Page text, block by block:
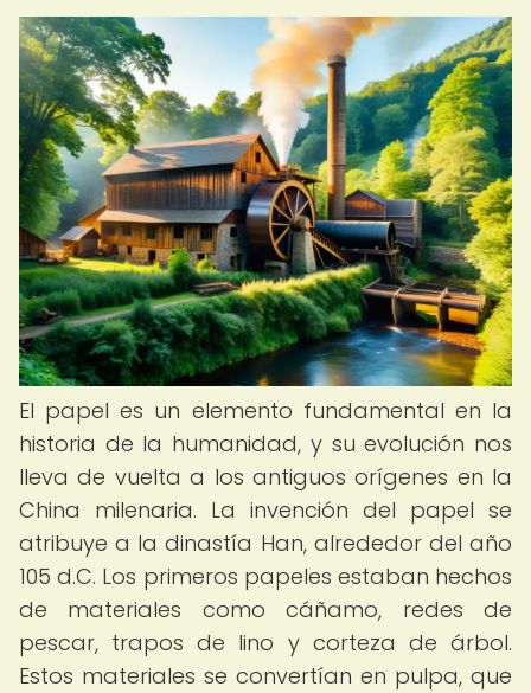
El papel es un elemento fundamental en la
historia de la humanidad, y su evolución nos
lleva de vuelta a los antiguos orígenes en la
China milenaria. La invención del papel se
atribuye a la dinastía Han, alrededor del año
105 d.C. Los primeros papeles estaban hechos
de materiales como cáñamo, redes de
pescar, trapos de lino y corteza de árbol.
Estos materiales se convertían en pulpa, que